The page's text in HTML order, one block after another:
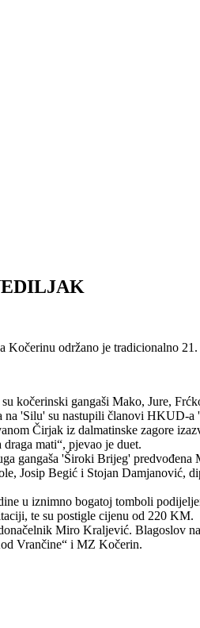
održano je tradicionalno
kočerinski gangaši Mako, Jure,
'Silu' su nastupili članovi HKUD-a
Čirjak iz dalmatinske zagore
mati“, pjevao je duet.
gangaša 'Široki Brijeg' predvođena
Josip Begić i Stojan Damjanović,
u iznimno bogatoj tomboli
te su postigle cijenu od 220 KM.
Miro Kraljević. Blagoslov
Vrančine“ i MZ Kočerin.